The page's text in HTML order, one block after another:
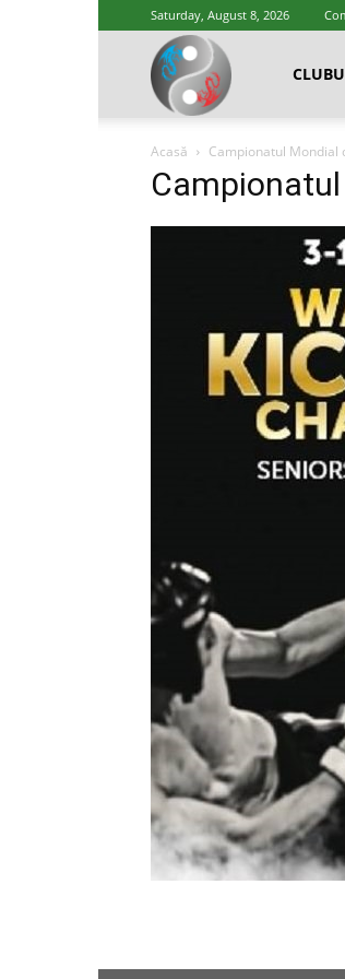
Saturday, August 8, 2026
Cluburi
Arte
Acasă Campionatul Mondial